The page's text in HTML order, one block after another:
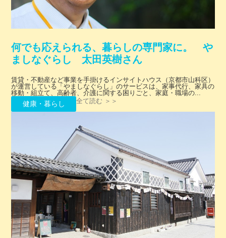
何でも応えられる、暮らしの専門家に。 や
ましなぐらし 太田英樹さん
賃貸・不動産など事業を手掛けるインサイトハウス（京都市山科区）
が運営している「やましなぐらし」のサービスは、家事代行、家具の
移動・組立て、高齢者、介護に関する困りごと、家庭・職場の...
健康・暮らし 全て読む ＞＞